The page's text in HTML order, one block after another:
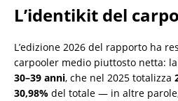
L’identikit del
L’edizione 2026 del rapporto ha
carpooler medio piuttosto netta:
30–39 anni, che nel 2025 totalizza
30,98% del totale — in altre